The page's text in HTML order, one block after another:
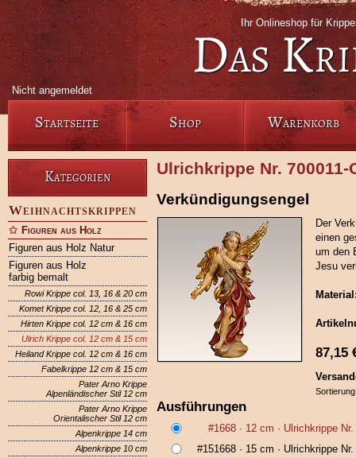
Ihr Onlineshop für
Das
Nicht angemeldet
Startseite Shop Warenkorb
Kategorien
Weihnachtskrippen
Figuren aus Holz
Figuren aus Holz Natur
Figuren aus Holz
farbig bemalt
Rowi Krippe col. 13, 16 & 20 cm
Komet Krippe col. 12, 16 & 25 cm
Hirten Krippe col. 12 cm & 16 cm
Ulrich Krippe col. 12 cm & 15 cm
Heiland Krippe col. 12 cm & 16 cm
Fabelkrippe 12 cm & 15 cm
Pater Arno Krippe
Alpenländischer Stil 12 cm
Pater Arno Krippe
Orientalischer Stil 12 cm
Alpenkrippe 14 cm
Alpenkrippe 10 cm
Ulrichkrippe Nr.
Verkündigungsengel
Der
einen
um den
Jesu
87,15
Ausführungen
#1668 · 12 cm · Ulrichkrippe Nr.
#151668 · 15 cm · Ulrichkrippe Nr.